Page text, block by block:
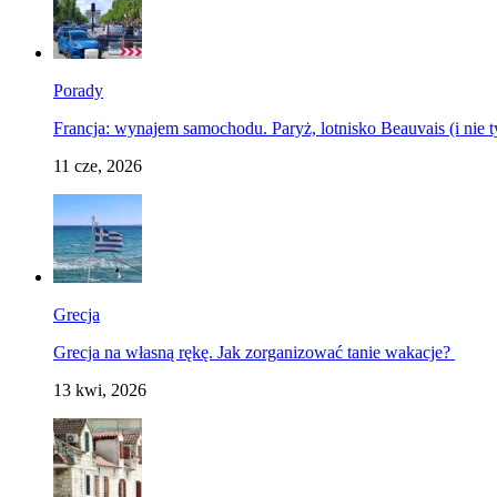
Porady
Francja: wynajem samochodu. Paryż, lotnisko Beauvais (i nie
11 cze, 2026
Grecja
Grecja na własną rękę. Jak zorganizować tanie wakacje?
13 kwi, 2026